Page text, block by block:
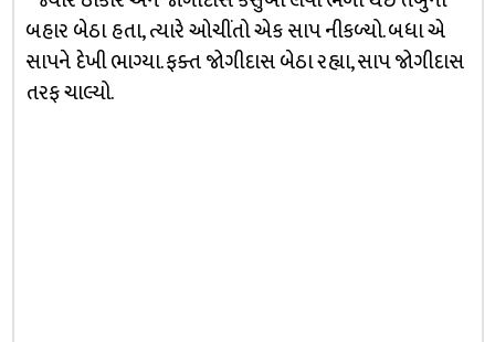
બહાર બેઠા હતા, ત્યારે ઓચીંતો એક સાપ નીકળ્યો. બધા એ
સાપને દેખી ભાગ્યા. ફક્ત જોગીદાસ બેઠા રહ્યા, સાપ જોગીદાસ
તરફ ચાલ્યો.